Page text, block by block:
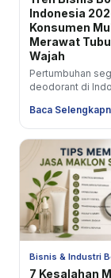
Indonesia
Konsumen
Merawat
Wajah
Pertumbuhan
deodorant di
satu tahun. Body
masuk dalam
Baca
Bisnis & Industri
7 Kesalahan